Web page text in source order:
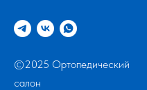
©2025 Ортопедический
салон